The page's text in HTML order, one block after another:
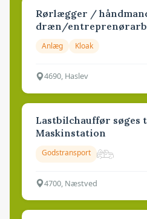
Rørlægger /
dræn/
Anlæg Kloak
4690, Haslev
Lastbilchauffør søges
Maskinstation
Godstransport
4700, Næstved